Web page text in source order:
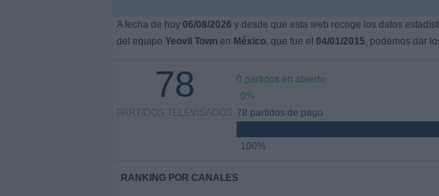
A fecha de hoy 06/08/2026 y desde que esta web recoge los datos
del equipo Yeovil Townen México, que fue el 04/01/2015, podemos dar
78
PARTIDOS TELEVISADOS
0 partidos en abierto
0%
78 partidos de pago
100%
RANKING POR CANALES